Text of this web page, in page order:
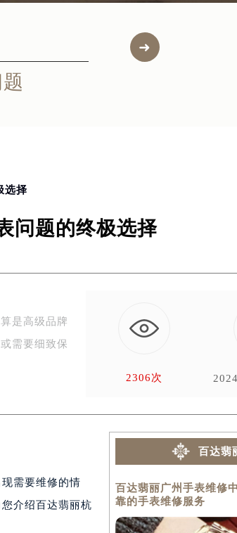
选择
问题的终极选择
是高级品牌
需要细致保
2306次
需要维修的情
介绍百达翡丽杭
百达翡
百达翡丽广州手表维修
靠的手表维修服务